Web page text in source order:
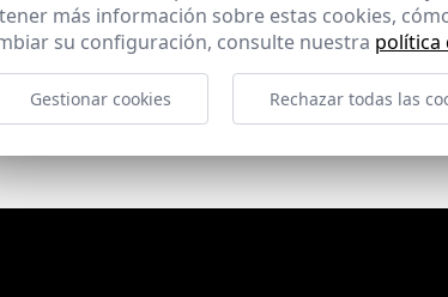
más información sobre estas cookies,
su configuración, consulte nuestra política
Gestionar cookies Rechazar todas las